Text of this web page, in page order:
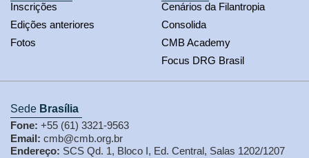
Inscrições
Edições anteriores
Fotos
Cenários da Filantropia
Consolida
CMB Academy
Focus DRG Brasil
Sede Brasília
Fone: +55 (61) 3321-9563
Email: cmb@cmb.org.br
Endereço: SCS Qd. 1, Bloco I, Ed. Central, Salas 1202/1207